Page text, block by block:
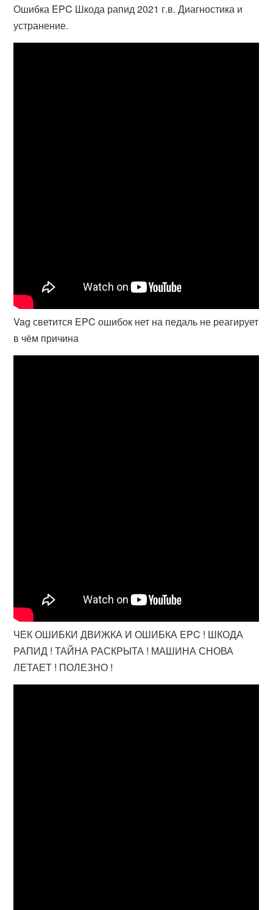
Ошибка EPC Шкода рапид 2021 г.в. Диагностика и
устранение.
Vag светится EPC ошибок нет на педаль не реагирует
в чём причина
ЧЕК ОШИБКИ ДВИЖКА И ОШИБКА EPC ! ШКОДА
РАПИД ! ТАЙНА РАСКРЫТА ! МАШИНА СНОВА
ЛЕТАЕТ ! ПОЛЕЗНО !